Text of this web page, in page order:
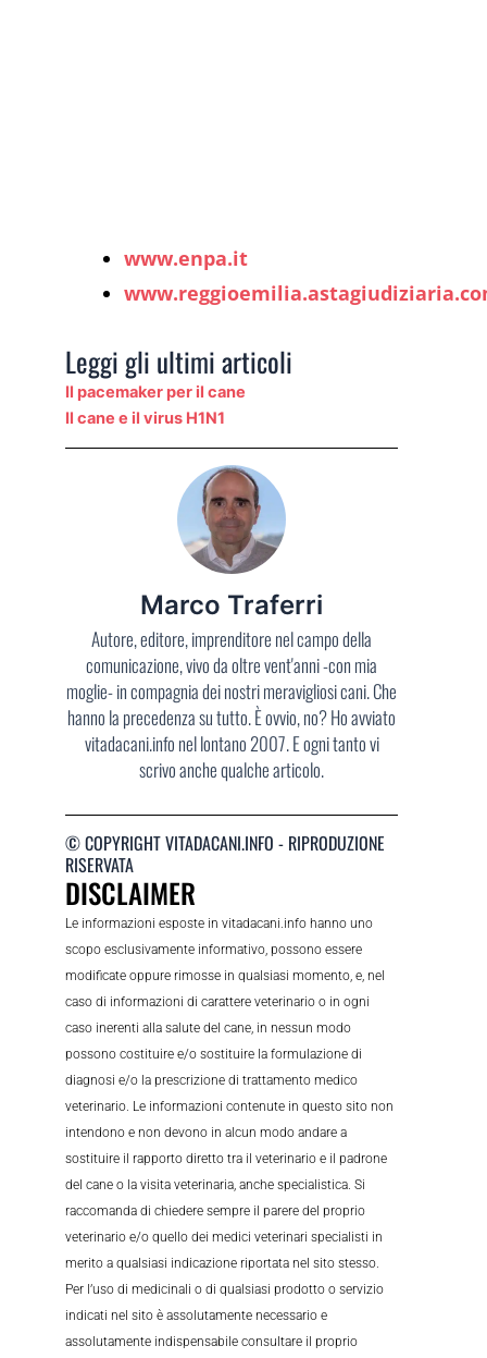
www.enpa.it
Leggi gli ultimi articoli
Il pacemaker per il cane
Il cane e il virus H1N1
Marco Traferri
Autore, editore, imprenditore nel campo della
comunicazione, vivo da oltre vent'anni -con mia
moglie- in compagnia dei nostri meravigliosi cani. Che
hanno la precedenza su tutto. È ovvio, no? Ho avviato
vitadacani.info nel lontano 2007. E ogni tanto vi
scrivo anche qualche articolo.
© COPYRIGHT VITADACANI.INFO - RIPRODUZIONE
RISERVATA
DISCLAIMER
Le informazioni esposte in vitadacani.info hanno uno
scopo esclusivamente informativo, possono essere
modificate oppure rimosse in qualsiasi momento, e, nel
caso di informazioni di carattere veterinario o in ogni
caso inerenti alla salute del cane, in nessun modo
possono costituire e/o sostituire la formulazione di
diagnosi e/o la prescrizione di trattamento medico
veterinario. Le informazioni contenute in questo sito non
intendono e non devono in alcun modo andare a
sostituire il rapporto diretto tra il veterinario e il padrone
del cane o la visita veterinaria, anche specialistica. Si
raccomanda di chiedere sempre il parere del proprio
veterinario e/o quello dei medici veterinari specialisti in
merito a qualsiasi indicazione riportata nel sito stesso.
Per l’uso di medicinali o di qualsiasi prodotto o servizio
indicati nel sito è assolutamente necessario e
assolutamente indispensabile consultare il proprio